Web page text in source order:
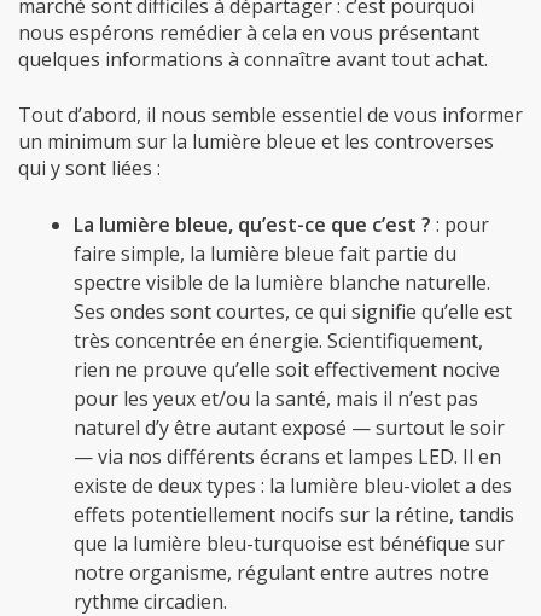
marché sont difficiles à départager : c’est pourquoi
nous espérons remédier à cela en vous présentant
quelques informations à connaître avant tout achat.
Tout d’abord, il nous semble essentiel de vous informer
un minimum sur la lumière bleue et les controverses
qui y sont liées :
La lumière bleue, qu’est-ce que c’est ? : pour
faire simple, la lumière bleue fait partie du
spectre visible de la lumière blanche naturelle.
Ses ondes sont courtes, ce qui signifie qu’elle est
très concentrée en énergie. Scientifiquement,
rien ne prouve qu’elle soit effectivement nocive
pour les yeux et/ou la santé, mais il n’est pas
naturel d’y être autant exposé —surtout le soir
—via nos différents écrans et lampes LED. Il en
existe de deux types : la lumière bleu-violet a des
effets potentiellement nocifs sur la rétine, tandis
que la lumière bleu-turquoise est bénéfique sur
notre organisme, régulant entre autres notre
rythme circadien.